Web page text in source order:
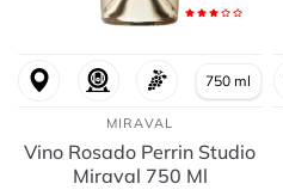
750 ml
MIRAVAL
Vino Rosado Perrin Studio
Miraval 750 Ml